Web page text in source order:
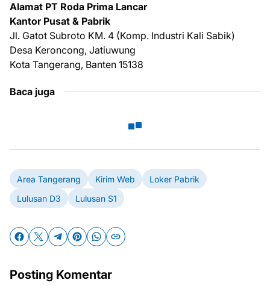
Alamat PT Roda Prima Lancar
Kantor Pusat & Pabrik
Jl. Gatot Subroto KM. 4 (Komp. Industri Kali Sabik)
Desa Keroncong, Jatiuwung
Kota Tangerang, Banten 15138
Baca juga
Area Tangerang Kirim Web
Loker Pabrik
Lulusan D3
Lulusan S1
Posting Komentar